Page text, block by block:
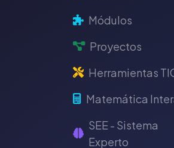
Módulos
Proyectos
Herramientas
Matemática
SEE - Sistema
Experto